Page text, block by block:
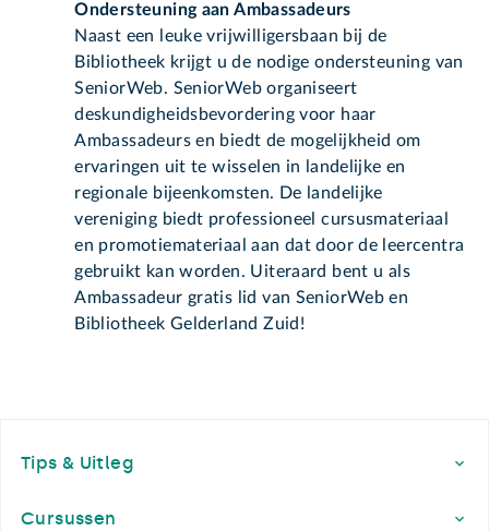
Ondersteuning aan Ambassadeurs
Naast een leuke vrijwilligersbaan bij de
Bibliotheek krijgt u de nodige ondersteuning van
SeniorWeb. SeniorWeb organiseert
deskundigheidsbevordering voor haar
Ambassadeurs en biedt de mogelijkheid om
ervaringen uit te wisselen in landelijke en
regionale bijeenkomsten. De landelijke
vereniging biedt professioneel cursusmateriaal
en promotiemateriaal aan dat door de leercentra
gebruikt kan worden. Uiteraard bent u als
Ambassadeur gratis lid van SeniorWeb en
Bibliotheek Gelderland Zuid!
Tips & Uitleg
Cursussen